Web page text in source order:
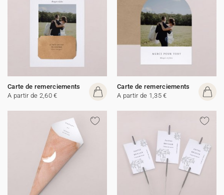
Carte de remerciements
A partir de 2,60 €
Carte de remerciements
A partir de 1,35 €